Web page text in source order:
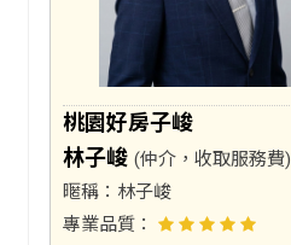
桃園好房子峻
林子峻 (仲介，收取服務費)
暱稱： 林子峻
專業品質：